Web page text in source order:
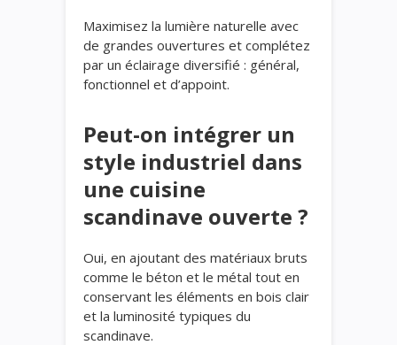
Maximisez la lumière naturelle avec
de grandes ouvertures et complétez
par un éclairage diversifié : général,
fonctionnel et d’appoint.
Peut-on intégrer un
style industriel dans
une cuisine
scandinave ouverte ?
Oui, en ajoutant des matériaux bruts
comme le béton et le métal tout en
conservant les éléments en bois clair
et la luminosité typiques du
scandinave.